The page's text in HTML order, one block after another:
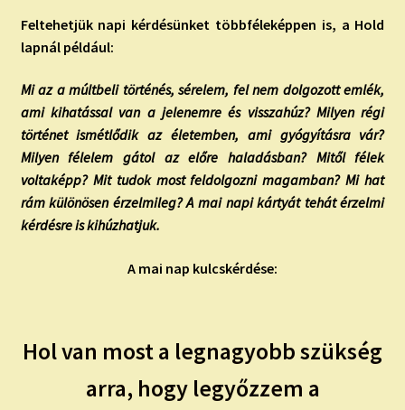
Feltehetjük napi kérdésünket többféleképpen is, a Hold
lapnál például:
Mi az a múltbeli történés, sérelem, fel nem dolgozott emlék,
ami kihatással van a jelenemre és visszahúz? Milyen régi
történet ismétlődik az életemben, ami gyógyításra vár?
Milyen félelem gátol az előre haladásban? Mitől félek
voltaképp? Mit tudok most feldolgozni magamban? Mi hat
rám különösen érzelmileg? A mai napi kártyát tehát érzelmi
kérdésre is kihúzhatjuk.
A mai nap kulcskérdése:
Hol van most a legnagyobb szükség
arra, hogy legyőzzem a